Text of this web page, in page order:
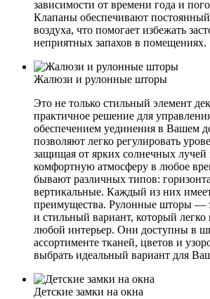
зависимости от времени года и
Клапаны обеспечивают
воздуха, что помогает избежать
неприятных запахов в помещениях.
Жалюзи и рулонные шторы
Это не только стильный элемент
практичное решение для
обеспечением уединения в Вашем
позволяют легко регулировать
защищая от ярких солнечных лучей
комфортную атмосферу в любое
бывают различных типов:
вертикальные. Каждый из них
преимущества. Рулонные шторы —
и стильный вариант, который легко
любой интерьер. Они доступны в
ассортименте тканей, цветов и
выбрать идеальный вариант для
Детские замки на окна